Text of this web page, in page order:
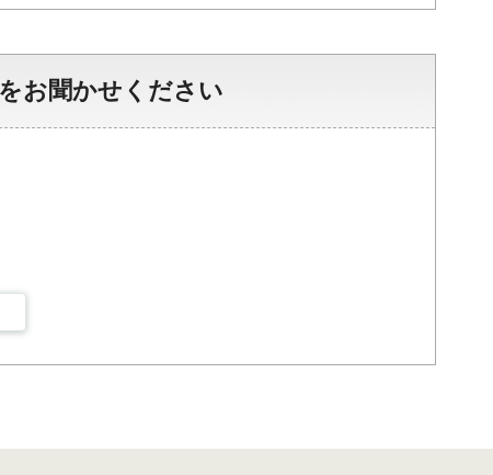
お聞かせください